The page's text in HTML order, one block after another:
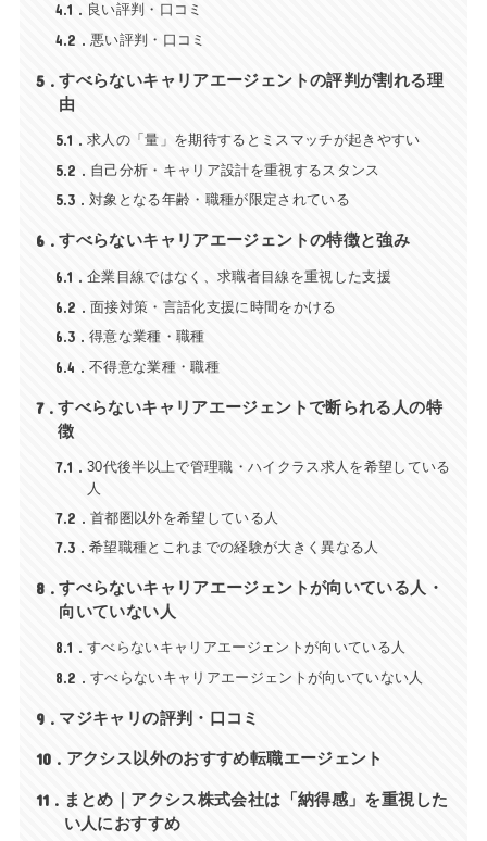
4.1 良い評判・口コミ
4.2 悪い評判・口コミ
5
すべらないキャリアエージェントの評判が割れる理
由
5.1 求人の「量」を期待するとミスマッチが起きやすい
5.2 自己分析・キャリア設計を重視するスタンス
5.3 対象となる年齢・職種が限定されている
6 すべらないキャリアエージェントの特徴と強み
6.1 企業目線ではなく、求職者目線を重視した支援
6.2 面接対策・言語化支援に時間をかける
6.3 得意な業種・職種
6.4 不得意な業種・職種
7
すべらないキャリアエージェントで断られる人の特
徴
7.1
30代後半以上で管理職・ハイクラス求人を希望している
人
7.2 首都圏以外を希望している人
7.3 希望職種とこれまでの経験が大きく異なる人
8
すべらないキャリアエージェントが向いている人・
向いていない人
8.1 すべらないキャリアエージェントが向いている人
8.2 すべらないキャリアエージェントが向いていない人
9 マジキャリの評判・口コミ
10 アクシス以外のおすすめ転職エージェント
11
まとめ｜アクシス株式会社は「納得感」を重視した
い人におすすめ